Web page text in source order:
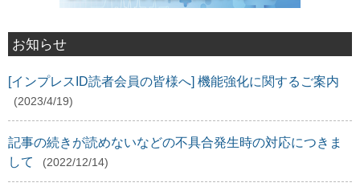
お知らせ
[インプレスID読者会員の皆様へ] 機能強化に関するご案内
(2023/4/19)
記事の続きが読めないなどの不具合発生時の対応につきま
して
(2022/12/14)